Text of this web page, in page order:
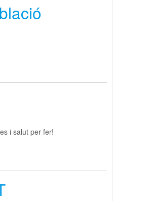
i salut per fer!